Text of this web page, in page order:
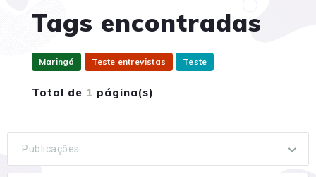
Tags encontradas
Maringá Teste entrevistas Teste
Total de 1 página(s)
Publicações